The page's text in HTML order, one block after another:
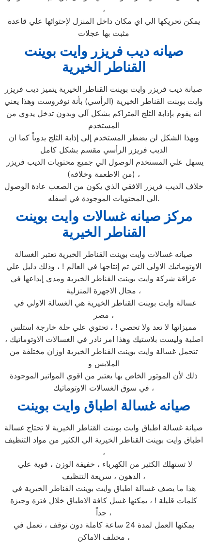
،
يمكن تحريكها الي اي مكان داخل المنزل لإحتوائها علي قاعدة
مثبت بها عجلات
صيانه ديب فريزر وايت بوينت
القناطر الخيرية
صيانة ديب فريزر وايت بوينت القناطر الخيرية يتميز ديب فريزر
وايت بوينت القناطر الخيرية (الرأسي) بأنة نوفروست وهذا يعني
انه يقوم بإذابة الثلج المتراكم بشكل آلي وبدون تدخل يدوي من
المستخدم
وبهذا الشكل لن يضطر المستخدم إلي إذابة الثلج يدوياً كما ان
الديب فريزر الرأسي مقسم بشكل كامل
(من الاطعمة وخلافه) ،
خلاف الديب فريزر الافقي الذي يكون من الصعب عادة الوصول
الي المحتويات الموجودة في اسفله.
مركز صيانه غسالات وايت بوينت
القناطر الخيرية
صيانه غسالات وايت بوينت القناطر الخيرية تعتبر الغسالة
الاوتوماتيك الاولي التي تم إنتاجها في العالم ! ، وذلك دليل علي
عراقة شركة وايت بوينت القناطر الخيرية ومدي إبداعها في
مجال الاجهزة المنزلية ،
مصر ،
مميزاتها لا تعد ولا تحصي ! ، تحتوي علي حلة خارجة استلس
اصلية وليست بلاستيك وهذا امر نادر في الغسالات الاوتوماتيك ،
تتحمل غسالة وايت بوينت القناطر الخيرية اوزان مختلفة من
الملابس و
ذلك لأن الموتور الخاص بها يعتبر من اقوي المواتير الموجودة
في سوق الغسالات الاوتوماتيك ،
صيانه غسالة اطباق وايت بوينت
صيانة غسالة اطباق وايت بوينت القناطر الخيرية لا تحتاج غسالة
اطباق وايت بوينت القناطر الخيرية الي الكثير من مواد التنظيف
،
الدهون ، سريعة التنظيف ،
هذا ما يصف غسالة اطباق وايت بوينت القناطر الخيرية في
كلمات قليلة ! ، يمكنها غسل كافة الاطباق خلال فترة وجيزة
جداً ،
يمكنها العمل لمدة 24 ساعة كاملة دون توقف ، تعمل في
مختلف الاماكن ،